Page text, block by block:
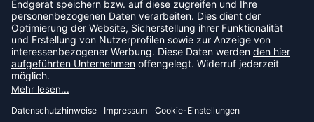
NEUIGKEIT ODER AKTION MEHR.
JETZT ANMELDEN